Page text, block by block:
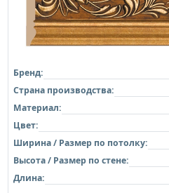
Бренд:
Страна производства:
Материал:
Цвет:
Ширина / Размер по потолку:
Высота / Размер по стене:
Длина: